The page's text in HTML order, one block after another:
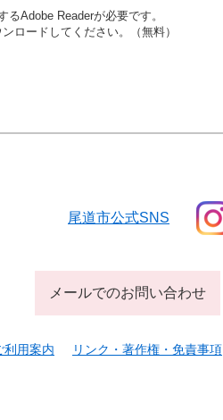
Adobe Readerが必要です。
ロードしてください。（無料）
尾道市公式SNS
メールでのお問い合わせ
利用案内 リンク・著作権・免責事項